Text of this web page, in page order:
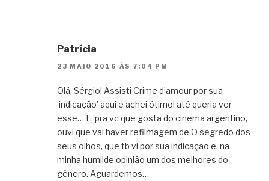
Patrícia
23 MAIO 2016 ÀS 7:04 PM
Olá, Sérgio! Assisti Crime d’amour por sua
‘indicação’ aqui e achei ótimo! até queria ver
esse… E, pra vc que gosta do cinema argentino,
ouvi que vai haver refilmagem de O segredo dos
seus olhos, que tb vi por sua indicação e, na
minha humilde opinião um dos melhores do
gênero. Aguardemos…